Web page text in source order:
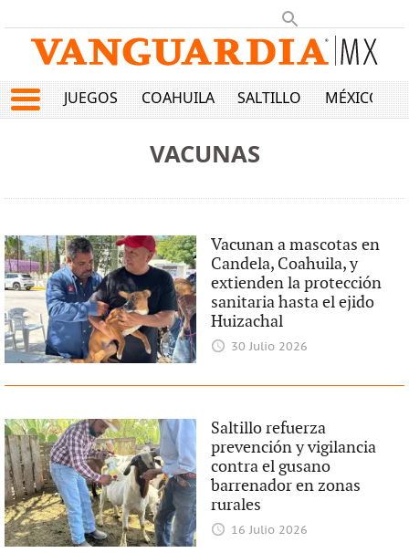
JUEGOS COAHUILA SALTILLO MÉXICO
VACUNAS
Vacunan a mascotas en
Candela, Coahuila, y
extienden la protección
sanitaria hasta el ejido
Huizachal
30 Julio 2026
Saltillo refuerza
prevención y vigilancia
contra el gusano
barrenador en zonas
rurales
16 Julio 2026